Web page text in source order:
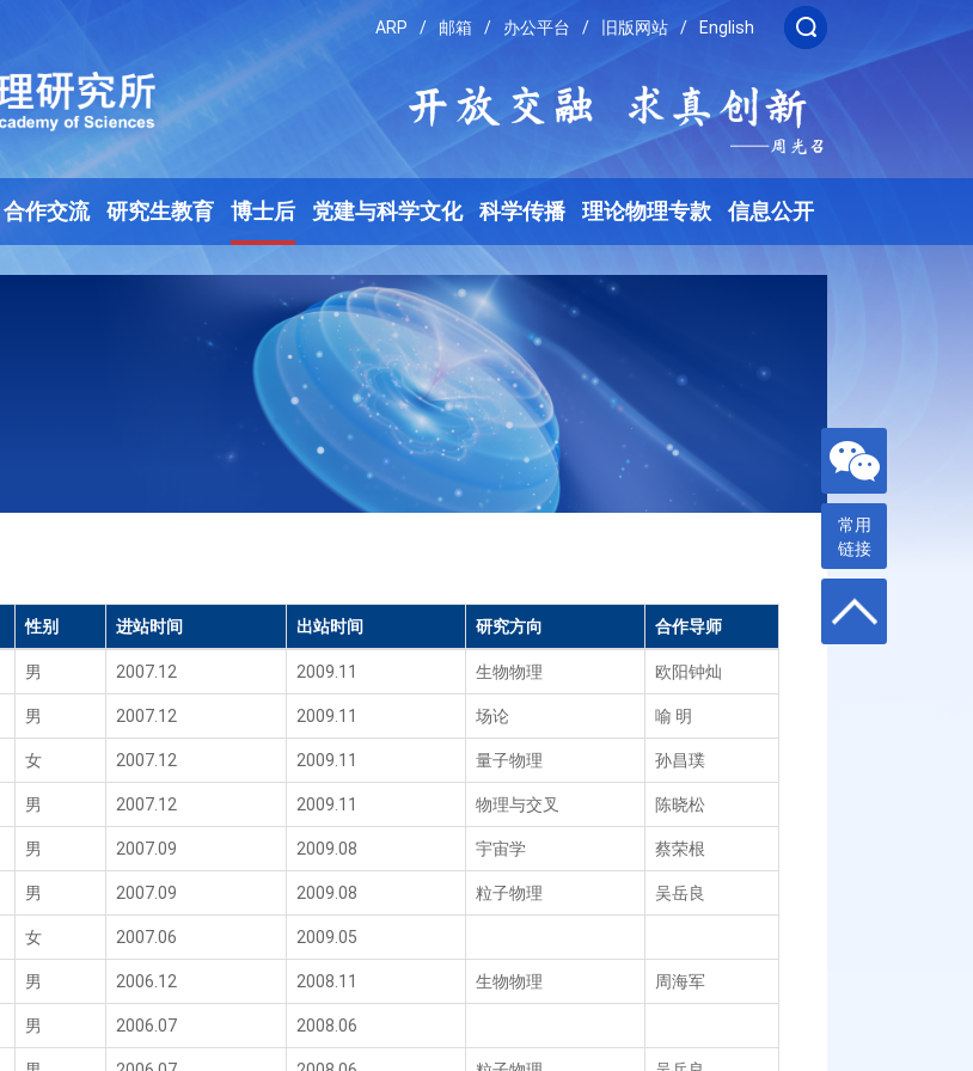
ARP / 邮箱 / 办公平台 / 旧版网站 / English
合作交流 研究生教育 博士后 党建与科学文化 科学传播 理论物理专款 信息公开
性别 进站时间 出站时间 研究方向 合作导师
男 2007.12 2009.11 生物物理 欧阳钟灿
男 2007.12 2009.11 场论 喻 明
女 2007.12 2009.11 量子物理 孙昌璞
男 2007.12 2009.11 物理与交叉 陈晓松
男 2007.09 2009.08 宇宙学 蔡荣根
男 2007.09 2009.08 粒子物理 吴岳良
女 2007.06 2009.05
男 2006.12 2008.11 生物物理 周海军
男 2006.07 2008.06
常用
链接